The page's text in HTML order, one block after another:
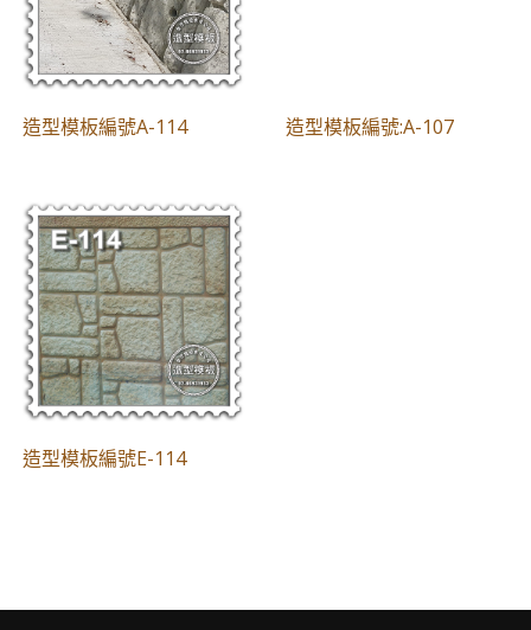
造型模板編號A-114 ​造型模板編號:A-107
造型模板編號E-114